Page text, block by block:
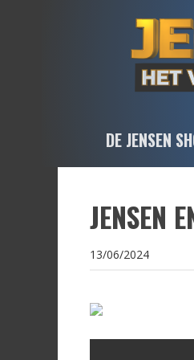
DE JENSEN
JENSEN
13/06/2024